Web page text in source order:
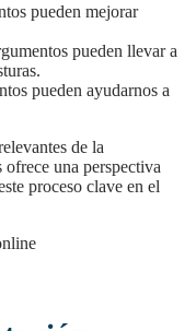
pueden mejorar
pueden llevar a
pueden ayudarnos a
una perspectiva
proceso clave en el